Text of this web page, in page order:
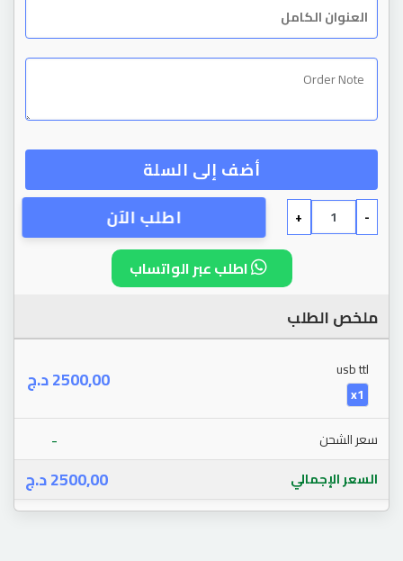
أضف إلى السلة
-
+ اطلب الآن
اطلب عبر الواتساب
ملخص الطلب
usb ttl
x1
2500,00د.ج
سعر الشحن -
السعر الإجمالي 2500,00د.ج